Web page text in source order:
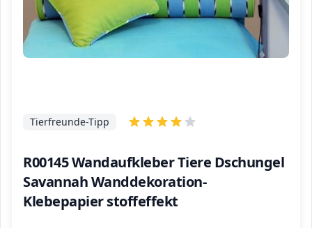
R00145 Wandaufkleber Tiere Dschungel
Savannah Wanddekoration-
Klebepapier stoffeffekt
Tierfreunde-Tipp